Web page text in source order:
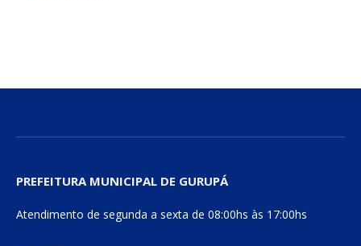
PREFEITURA MUNICIPAL DE GURUPÁ
Atendimento de segunda a sexta de 08:00hs às 17:00hs